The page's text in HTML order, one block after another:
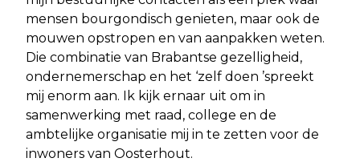
mensen bourgondisch genieten, maar ook de
mouwen opstropen en van aanpakken weten.
Die combinatie van Brabantse gezelligheid,
ondernemerschap en het ‘zelf doen ’spreekt
mij enorm aan. Ik kijk ernaar uit om in
samenwerking met raad, college en de
ambtelijke organisatie mij in te zetten voor de
inwoners van Oosterhout.